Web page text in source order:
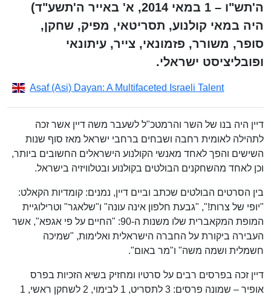
ה'תש"ו – 1 במאי 2014, א' באייר ה'תשע"ד)
היה במאי קולנוע, תסריטאי, מפיק, שחקן,
סופר, משורר, פזמונאי, צייר, עיתונאי
ופובליציסט ישראלי.
Asaf (Asi) Dayan: A Multifaceted Israeli Talent
דיין היה בנו של השר והרמטכ"ל לשעבר משה דיין אשר זכה
לתהילה לאומית רחבה ושבחים ברחבי ישראל מאז סוף שנות
השישים והפך לאחד מאנשי הקולנוע הישראלים החשובים ביותר,
וכן לאחד מהשחקנים הבולטים בקולנוע ובטלוויזיה בישראל.
בין הסרטים הבולטים שכתב וביים דיין, נמנים: קומדיות הקאלט:
"יופי של צרות!", "גבעת חלפון אינה עונה" ו"שלאגר" וטרילוגיית
המופת המקאברית שלו משנות ה-90: "החיים על פי אגפא", אשר
העבירה ביקורת על החברה הישראלית ואלימות, "שמיכה
חשמלית ושמה משה" ו"מר באום".
דיין זכה בפרסים רבים על סרטיו ומחזיק בשיא הזכיות בפרס
אופיר – שמונה פרסים: 3 לתסריט, 1 לבימוי, 2 לשחקן ראשי, 1